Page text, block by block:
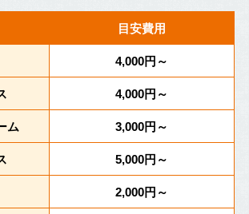
目安費用
4,000円～
4,000円～
ム
3,000円～
5,000円～
2,000円～